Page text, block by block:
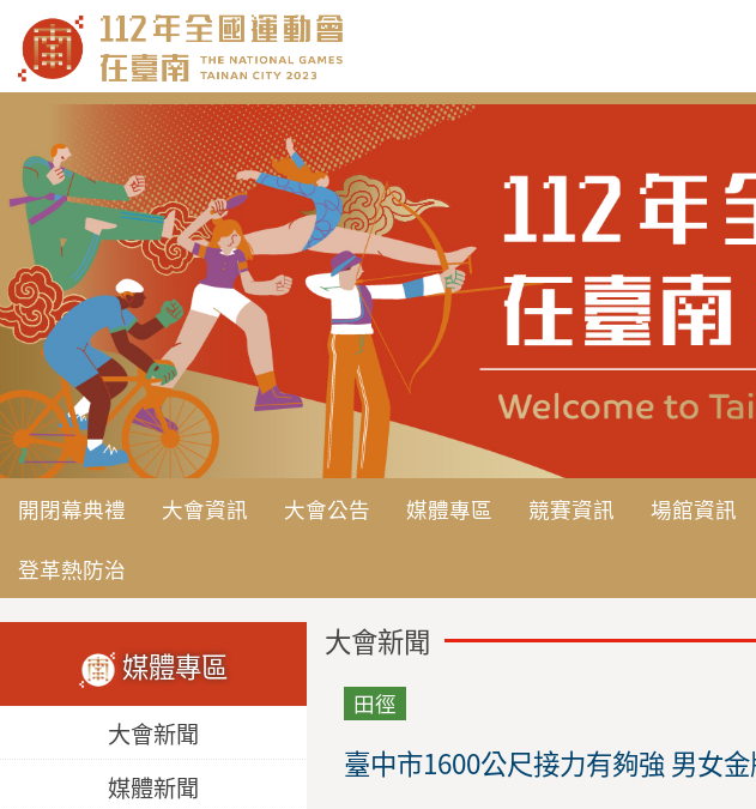
要
內
開閉幕典禮 大會資訊 大會公告 媒體專區 競賽資訊 場館資訊
登革熱防治
媒體專區
大會新聞
媒體新聞
大會新聞
田徑
臺中市1600公尺接力有夠強 男女